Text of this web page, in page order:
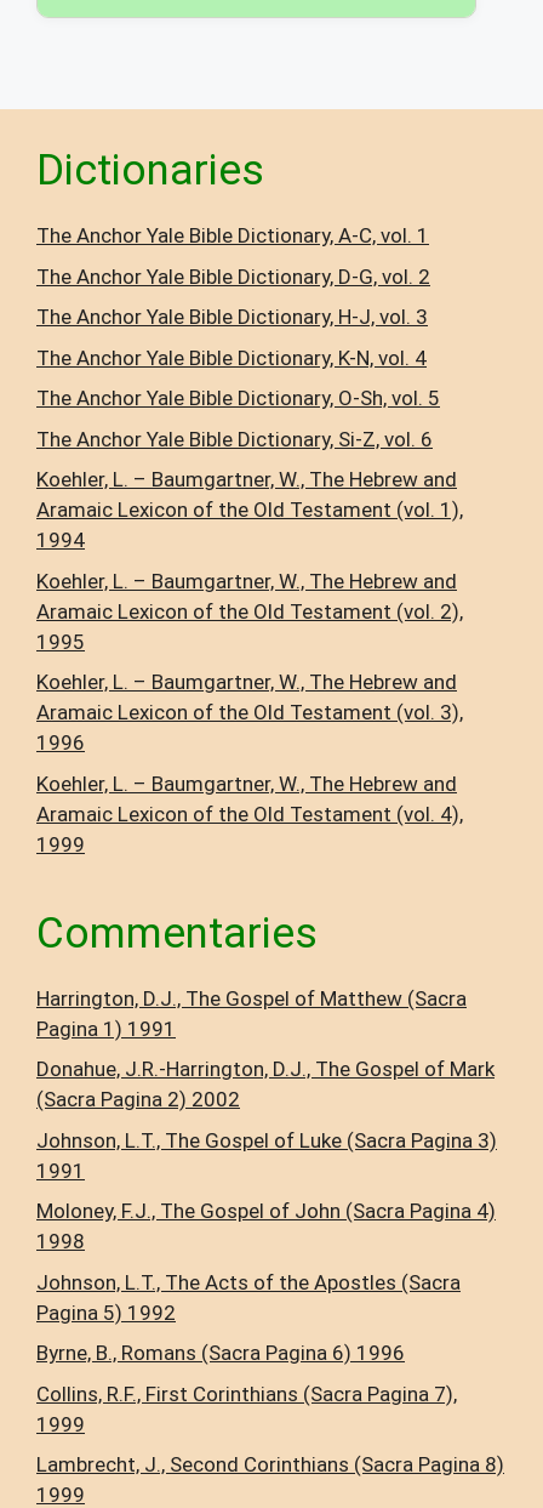
Dictionaries
The Anchor Yale Bible Dictionary, A-C, vol. 1
The Anchor Yale Bible Dictionary, D-G, vol. 2
The Anchor Yale Bible Dictionary, H-J, vol. 3
The Anchor Yale Bible Dictionary, K-N, vol. 4
The Anchor Yale Bible Dictionary, O-Sh, vol. 5
The Anchor Yale Bible Dictionary, Si-Z, vol. 6
Koehler, L. – Baumgartner, W., The Hebrew and
Aramaic Lexicon of the Old Testament (vol. 1),
1994
Koehler, L. – Baumgartner, W., The Hebrew and
Aramaic Lexicon of the Old Testament (vol. 2),
1995
Koehler, L. – Baumgartner, W., The Hebrew and
Aramaic Lexicon of the Old Testament (vol. 3),
1996
Koehler, L. – Baumgartner, W., The Hebrew and
Aramaic Lexicon of the Old Testament (vol. 4),
1999
Commentaries
Harrington, D.J., The Gospel of Matthew (Sacra
Pagina 1) 1991
Donahue, J.R.-Harrington, D.J., The Gospel of Mark
(Sacra Pagina 2) 2002
Johnson, L.T., The Gospel of Luke (Sacra Pagina 3)
1991
Moloney, F.J., The Gospel of John (Sacra Pagina 4)
1998
Johnson, L.T., The Acts of the Apostles (Sacra
Pagina 5) 1992
Byrne, B., Romans (Sacra Pagina 6) 1996
Collins, R.F., First Corinthians (Sacra Pagina 7),
1999
Lambrecht, J., Second Corinthians (Sacra Pagina 8)
1999